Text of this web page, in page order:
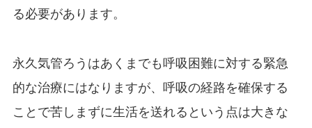
る必要があります。
永久気管ろうはあくまでも呼吸困難に対する緊急
的な治療にはなりますが、呼吸の経路を確保する
ことで苦しまずに生活を送れるという点は大きな